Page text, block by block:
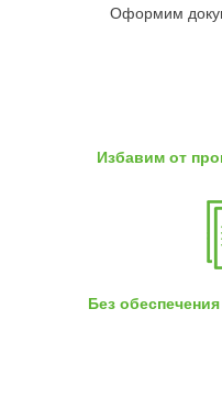
Оформим
Избавим от
Без обеспечения